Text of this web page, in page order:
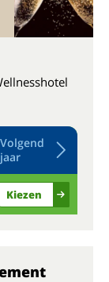
Volgend
jaar
Kiezen